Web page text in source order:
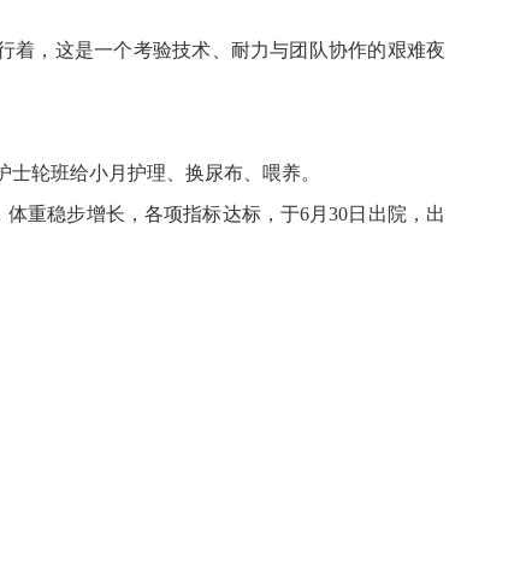
着，这是一个考验技术、耐力与团队协作的艰难夜
轮班给小月护理、换尿布、喂养。
重稳步增长，各项指标达标，于6月30日出院，出